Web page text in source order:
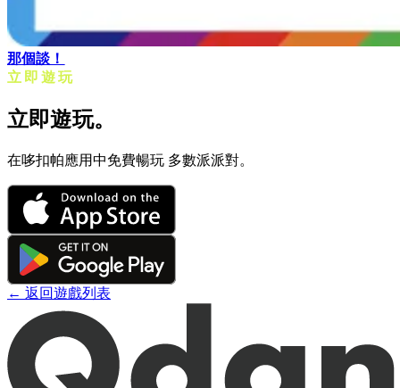
那個談！
立即遊玩
立即遊玩。
在哆扣帕應用中免費暢玩 多數派派對。
← 返回遊戲列表